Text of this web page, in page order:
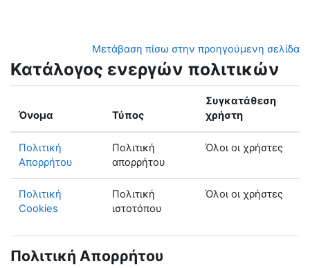
Μετάβαση πίσω στην προηγούμενη σελίδα
Κατάλογος ενεργών πολιτικών
Όνομα Τύπος
Συγκατάθεση
χρήστη
Πολιτική
Απορρήτου
Πολιτική
απορρήτου
Όλοι οι χρήστες
Πολιτική
Cookies
Πολιτική
ιστοτόπου
Όλοι οι χρήστες
Πολιτική Απορρήτου